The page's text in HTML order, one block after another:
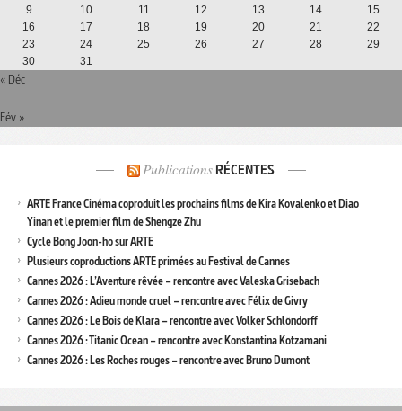
9
10 11 12 13 14
15
16
17 18 19 20 21
22
23
24 25 26 27 28
29
30
31
« Déc
Fév »
Publications RÉCENTES
ARTE France Cinéma coproduit les prochains films de Kira Kovalenko et Diao
Yinan et le premier film de Shengze Zhu
Cycle Bong Joon-ho sur ARTE
Plusieurs coproductions ARTE primées au Festival de Cannes
Cannes 2026 : L’Aventure rêvée – rencontre avec Valeska Grisebach
Cannes 2026 : Adieu monde cruel – rencontre avec Félix de Givry
Cannes 2026 : Le Bois de Klara – rencontre avec Volker Schlöndorff
Cannes 2026 : Titanic Ocean – rencontre avec Konstantina Kotzamani
Cannes 2026 : Les Roches rouges – rencontre avec Bruno Dumont